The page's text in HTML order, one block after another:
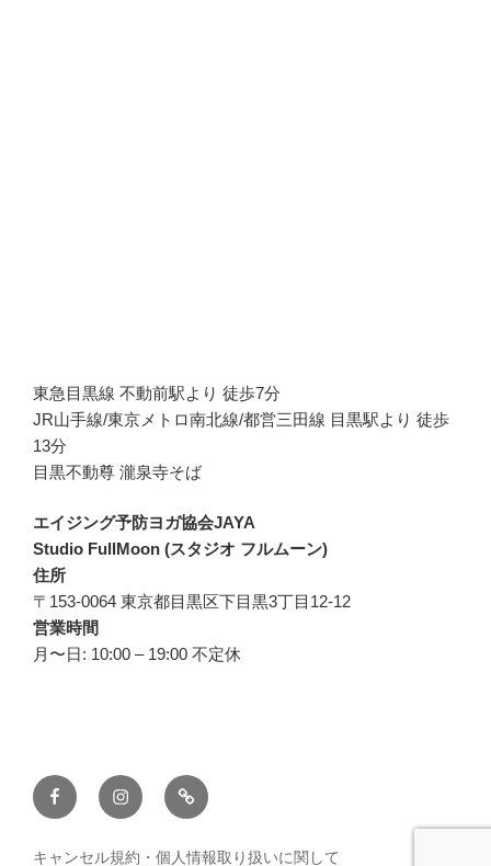
東急目黒線 不動前駅より 徒歩7分
JR山手線/東京メトロ南北線/都営三田線 目黒駅より 徒歩
13分
目黒不動尊 瀧泉寺そば
エイジング予防ヨガ協会JAYA
Studio FullMoon (スタジオ フルムーン)
住所
〒153-0064 東京都目黒区下目黒3丁目12-12
営業時間
月〜日: 10:00 – 19:00 不定休
FacebookInstagramStudio
FullMoon
キャンセル規約・個人情報取り扱いに関して